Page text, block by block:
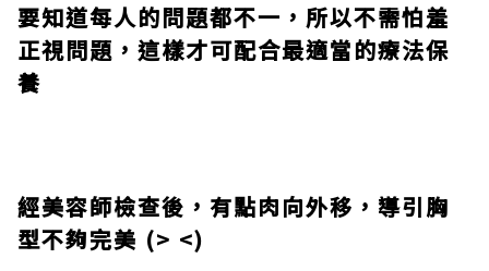
要知道每人的問題都不一，所以不需怕羞
正視問題， 這樣才可配合最適當的療法保
養
經美容師檢查後，有點肉向外移，導引胸
型不夠完美 (> <)